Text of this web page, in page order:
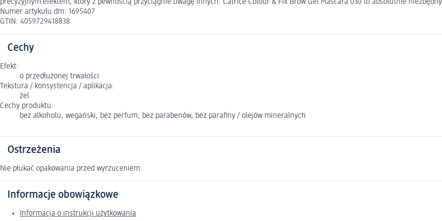
precyzyjnym efektem, który z pewnością przyciągnie uwagę innych. Catrice Colour & Fix Brow Gel Mascara 030 to absolutnie
Numer artykułu dm: 1695407
GTIN: 4059729418838
Cechy
Efekt:
o przedłużonej trwałości
Tekstura / konsystencja / aplikacja:
żel
Cechy produktu:
bez alkoholu, wegański, bez perfum, bez parabenów, bez parafiny / olejów mineralnych
Ostrzeżenia
Nie płukać opakowania przed wyrzuceniem.
Informacje obowiązkowe
Informacja o instrukcji użytkowania